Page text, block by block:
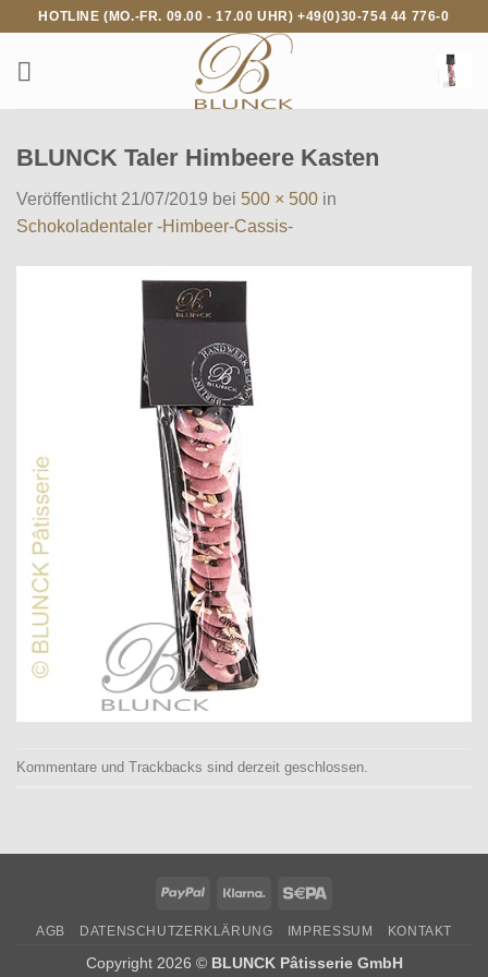
springen
HOTLINE (MO.-FR. 09.00 - 17.00 UHR) +49(0)30-754 44 776-0
BLUNCK Taler Himbeere Kasten
Veröffentlicht 21/07/2019 bei 500 × 500 in
Schokoladentaler -Himbeer-Cassis-
Kommentare und Trackbacks sind derzeit geschlossen.
PayPal Klarna
AGB DATENSCHUTZERKLÄRUNG IMPRESSUM KONTAKT
Copyright 2026 © BLUNCK Pâtisserie GmbH